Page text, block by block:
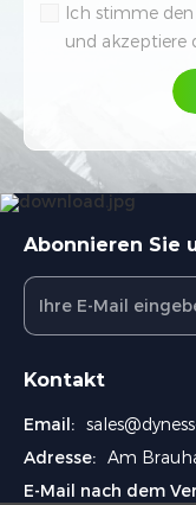
Ich stimme den
und akzeptiere
Ihre Anfrage
Interessiertes
Beschreibung /
Wie erreichen
Wie sind Sie auf
Ich stimme den
Abonnieren Sie
Kontakt
Email:
Adresse: Am
E-Mail nach dem